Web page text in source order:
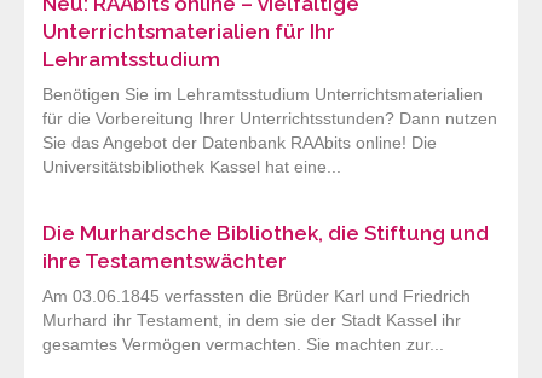
Unterrichtsmaterialien für Ihr
Lehramtsstudium
Benötigen Sie im Lehramtsstudium Unterrichtsmaterialien
für die Vorbereitung Ihrer Unterrichtsstunden? Dann nutzen
Sie das Angebot der Datenbank RAAbits online! Die
Universitätsbibliothek Kassel hat eine...
Die Murhardsche Bibliothek, die Stiftung und
ihre Testamentswächter
Am 03.06.1845 verfassten die Brüder Karl und Friedrich
Murhard ihr Testament, in dem sie der Stadt Kassel ihr
gesamtes Vermögen vermachten. Sie machten zur...